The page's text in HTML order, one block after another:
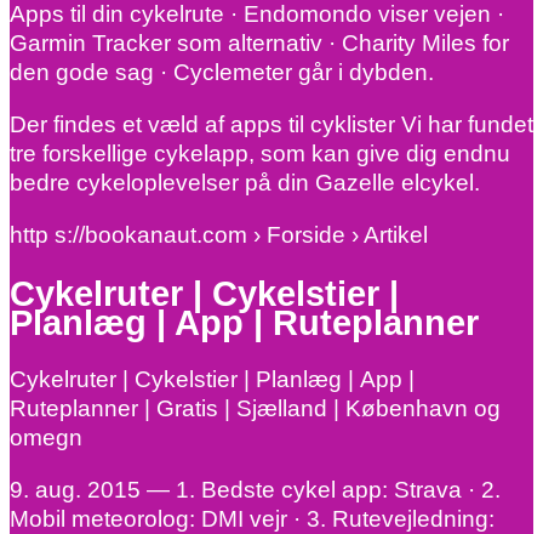
Apps til din cykelrute · Endomondo viser vejen ·
Garmin Tracker som alternativ · Charity Miles for
den gode sag · Cyclemeter går i dybden.
Der findes et væld af apps til cyklister Vi har fundet
tre forskellige cykelapp, som kan give dig endnu
bedre cykeloplevelser på din Gazelle elcykel.
http s://bookanaut.com › Forside › Artikel
Cykelruter | Cykelstier |
Planlæg | App | Ruteplanner
Cykelruter | Cykelstier | Planlæg | App |
Ruteplanner | Gratis | Sjælland | København og
omegn
9. aug. 2015 — 1. Bedste cykel app: Strava · 2.
Mobil meteorolog: DMI vejr · 3. Rutevejledning: